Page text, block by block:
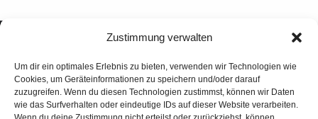
Zustimmung verwalten
Um dir ein optimales Erlebnis zu bieten, verwenden wir Technologien wie
Cookies, um Geräteinformationen zu speichern und/oder darauf
zuzugreifen. Wenn du diesen Technologien zustimmst, können wir Daten
wie das Surfverhalten oder eindeutige IDs auf dieser Website verarbeiten.